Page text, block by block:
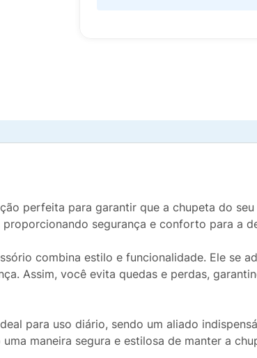
perfeita para garantir que a chupeta do
segurança e conforto para a
combina estilo e funcionalidade. Ele se
Assim, você evita quedas e perdas,
para uso diário, sendo um aliado
maneira segura e estilosa de manter a